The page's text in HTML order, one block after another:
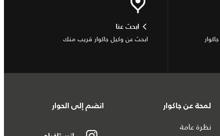
ابحث عنا
ابحث عن وكيل جاكوار قريب منك
لمحة عن جاكوار
نظرة عامة
انضم إلى الحوار